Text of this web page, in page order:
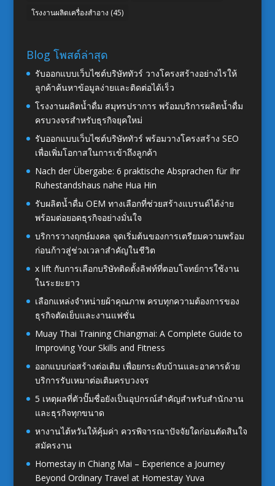
โรงงานผลิตเครื่องสำอาง (45)
Blog โพสต์ล่าสุด
รับออกแบบเว็บไซต์บริษัททัวร์ วางโครงสร้างอย่างไรให้
ลูกค้าค้นหาข้อมูลง่ายและติดต่อได้เร็ว
โรงงานผลิตน้ำดื่ม สมุทรปราการ พร้อมบริการผลิตน้ำดื่ม
ครบวงจรสำหรับธุรกิจยุคใหม่
รับออกแบบเว็บไซต์บริษัททัวร์ พร้อมวางโครงสร้าง SEO
เพื่อเพิ่มโอกาสในการเข้าถึงลูกค้า
Nach der Übergabe: 6 praktische Absprachen für Ihr
Ruhestandshaus nahe Hua Hin
รับผลิตน้ำดื่ม OEM ทางเลือกที่ช่วยสร้างแบรนด์ได้ง่าย
พร้อมต่อยอดธุรกิจอย่างมั่นใจ
บริการวางฤกษ์มงคล จุดเริ่มต้นของการเตรียมความพร้อม
ก่อนก้าวสู่ช่วงเวลาสำคัญในชีวิต
x lift กับการเลือกบริษัทติดตั้งลิฟท์ที่ตอบโจทย์การใช้งาน
ในระยะยาว
เลือกแหล่งจำหน่ายผ้าคุณภาพ ครบทุกความต้องการของ
ธุรกิจตัดเย็บและงานแฟชั่น
Muay Thai Training Chiangmai: A Complete Guide to
Improving Your Skills and Fitness
ออกแบบก่อสร้างต่อเติม เพื่อยกระดับบ้านและอาคารด้วย
บริการรับเหมาต่อเติมครบวงจร
5 เหตุผลที่ตัวปั๊มชื่อยังเป็นอุปกรณ์สำคัญสำหรับสำนักงาน
และธุรกิจทุกขนาด
หางานไต้หวันให้คุ้มค่า ควรพิจารณาปัจจัยใดก่อนตัดสินใจ
สมัครงาน
Homestay in Chiang Mai – Experience a Journey
Beyond Ordinary Travel at Homestay Yuva